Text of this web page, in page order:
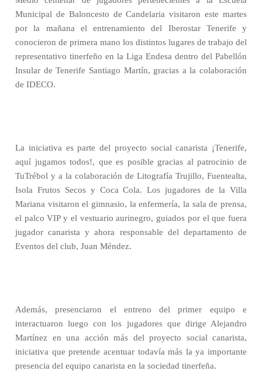
Municipal de Baloncesto de Candelaria visitaron este martes
por la mañana el entrenamiento del Iberostar Tenerife y
conocieron de primera mano los distintos lugares de trabajo del
representativo tinerfeño en la Liga Endesa dentro del Pabellón
Insular de Tenerife Santiago Martín, gracias a la colaboración
de IDECO.
La iniciativa es parte del proyecto social canarista ¡Tenerife,
aquí jugamos todos!, que es posible gracias al patrocinio de
TuTrébol y a la colaboración de Litografía Trujillo, Fuentealta,
Isola Frutos Secos y Coca Cola. Los jugadores de la Villa
Mariana visitaron el gimnasio, la enfermería, la sala de prensa,
el palco VIP y el vestuario aurinegro, guiados por el que fuera
jugador canarista y ahora responsable del departamento de
Eventos del club, Juan Méndez.
Además, presenciaron el entreno del primer equipo e
interactuaron luego con los jugadores que dirige Alejandro
Martínez en una acción más del proyecto social canarista,
iniciativa que pretende acentuar todavía más la ya importante
presencia del equipo canarista en la sociedad tinerfeña.